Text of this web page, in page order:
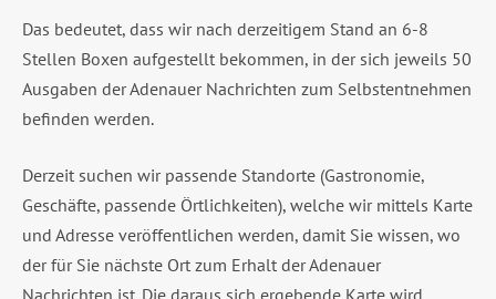
Das bedeutet, dass wir nach derzeitigem Stand an 6-8
Stellen Boxen aufgestellt bekommen, in der sich jeweils 50
Ausgaben der Adenauer Nachrichten zum Selbstentnehmen
befinden werden.
Derzeit suchen wir passende Standorte (Gastronomie,
Geschäfte, passende Örtlichkeiten), welche wir mittels Karte
und Adresse veröffentlichen werden, damit Sie wissen, wo
der für Sie nächste Ort zum Erhalt der Adenauer
Nachrichten ist. Die daraus sich ergebende Karte wird